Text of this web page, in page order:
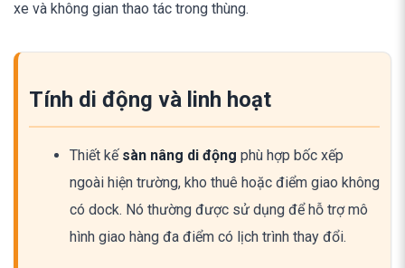
xe và không gian thao tác trong thùng.
Tính di động và linh hoạt
Thiết kế sàn nâng di động phù hợp bốc xếp
ngoài hiện trường, kho thuê hoặc điểm giao không
có dock. Nó thường được sử dụng để hỗ trợ mô
hình giao hàng đa điểm có lịch trình thay đổi.